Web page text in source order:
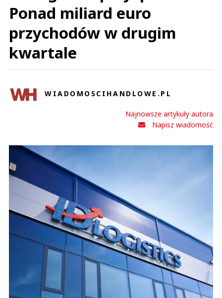
Ponad miliard euro
przychodów w drugim
kwartale
WIADOMOSCIHANDLOWE.PL
Najnowsze artykuły autora
Napisz wiadomość